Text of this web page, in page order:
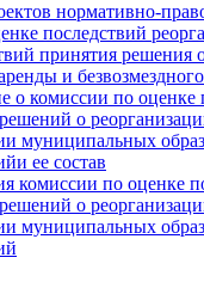
нормативно-
последствий
принятия решения
и
о комиссии по оценке
о
муниципальных
ее состав
комиссии по оценке
о
муниципальных